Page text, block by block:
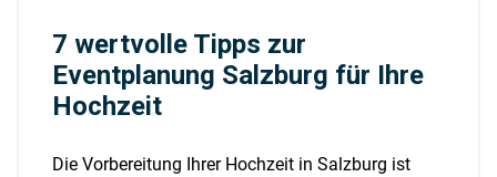
7 wertvolle Tipps zur
Eventplanung Salzburg für Ihre
Hochzeit
Die Vorbereitung Ihrer Hochzeit in Salzburg ist